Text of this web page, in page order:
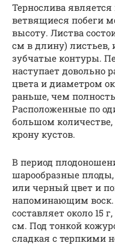
Тернослива
ветвящиеся побеги
высоту. Листва
см в длину)
зубчатые контуры.
наступает довольно
цвета и диаметром
раньше, чем
Расположенные по
большом
крону кустов.
В период
шарообразные
или черный цвет и
напоминающим воск.
составляет около 15
см. Под тонкой
сладкая с терпкими